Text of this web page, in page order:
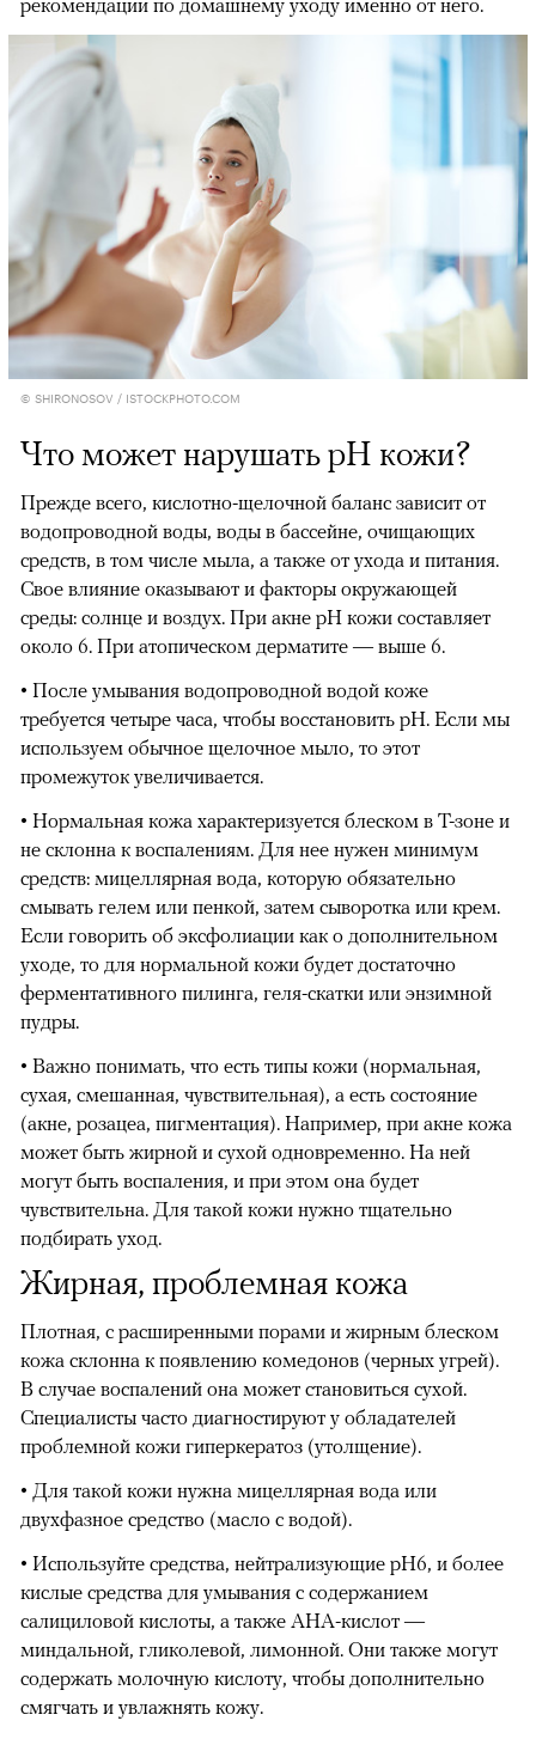
© SHIRONOSOV / ISTOCKPHOTO.COM
Что может нарушать pH кожи?
Прежде всего, кислотно-щелочной баланс зависит от
водопроводной воды, воды в бассейне, очищающих
средств, в том числе мыла, а также от ухода и питания.
Свое влияние оказывают и факторы окружающей
среды: солнце и воздух. При акне pH кожи составляет
около 6. При атопическом дерматите — выше 6.
• После умывания водопроводной водой коже
требуется четыре часа, чтобы восстановить pH. Если мы
используем обычное щелочное мыло, то этот
промежуток увеличивается.
• Нормальная кожа характеризуется блеском в T-зоне и
не склонна к воспалениям. Для нее нужен минимум
средств: мицеллярная вода, которую обязательно
смывать гелем или пенкой, затем сыворотка или крем.
Если говорить об эксфолиации как о дополнительном
уходе, то для нормальной кожи будет достаточно
ферментативного пилинга, геля-скатки или энзимной
пудры.
• Важно понимать, что есть типы кожи (нормальная,
сухая, смешанная, чувствительная), а есть состояние
(акне, розацеа, пигментация). Например, при акне кожа
может быть жирной и сухой одновременно. На ней
могут быть воспаления, и при этом она будет
чувствительна. Для такой кожи нужно тщательно
подбирать уход.
Жирная, проблемная кожа
Плотная, с расширенными порами и жирным блеском
кожа склонна к появлению комедонов (черных угрей).
В случае воспалений она может становиться сухой.
Специалисты часто диагностируют у обладателей
проблемной кожи гиперкератоз (утолщение).
• Для такой кожи нужна мицеллярная вода или
двухфазное средство (масло с водой).
• Используйте средства, нейтрализующие pH6, и более
кислые средства для умывания с содержанием
салициловой кислоты, а также AHA-кислот —
миндальной, гликолевой, лимонной. Они также могут
содержать молочную кислоту, чтобы дополнительно
смягчать и увлажнять кожу.